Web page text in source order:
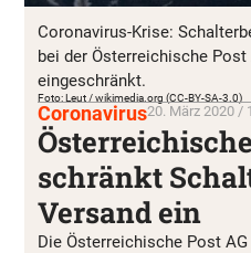
Coronavirus-Krise:
bei der Österreichische Post
eingeschränkt.
Foto: Leut / wikimedia.org (CC-BY-SA-3.0)
Coronavirus20. März 2020 /
schränkt
Versand ein
Die Österreichische Post